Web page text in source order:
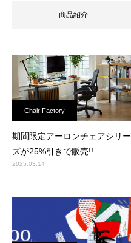
商品紹介
Chair Factory
期間限定アーロンチェアシリー
ズが25%引きで販売!!
2025.03.14